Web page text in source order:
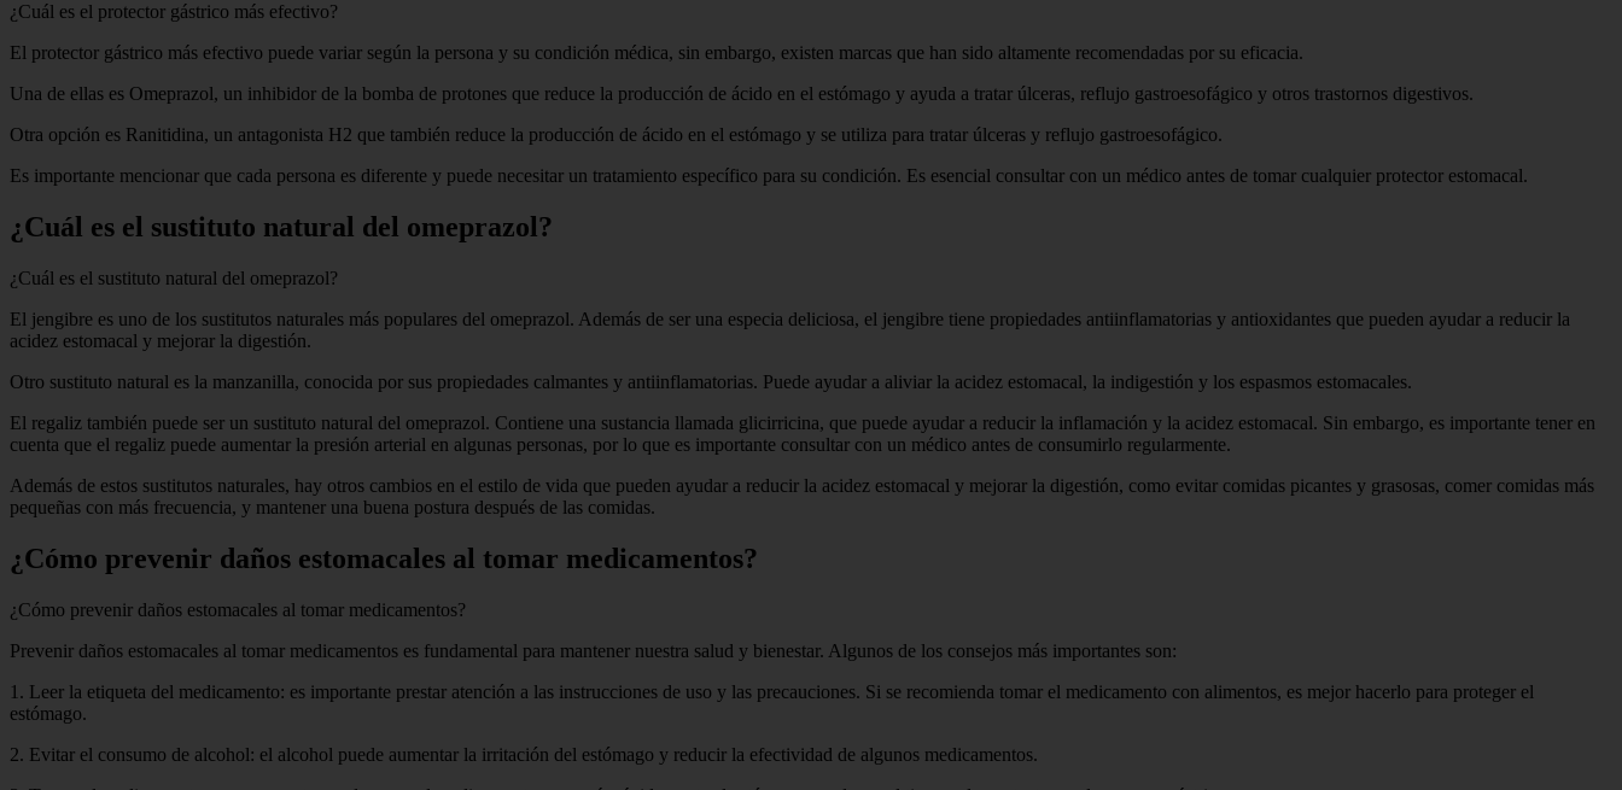
¿Cuál es el protector gástrico más efectivo?
El protector gástrico más efectivo puede variar según la persona y su condición médica, sin embargo, existen marcas que han sido altamente recomendadas por su eficacia.
Una de ellas es Omeprazol, un inhibidor de la bomba de protones que reduce la producción de ácido en el estómago y ayuda a tratar úlceras, reflujo gastroesofágico y otros trastornos digestivos.
Otra opción es Ranitidina, un antagonista H2 que también reduce la producción de ácido en el estómago y se utiliza para tratar úlceras y reflujo gastroesofágico.
Es importante mencionar que cada persona es diferente y puede necesitar un tratamiento específico para su condición. Es esencial consultar con un médico antes de tomar cualquier protector estomacal.
¿Cuál es el sustituto natural del omeprazol?
¿Cuál es el sustituto natural del omeprazol?
El jengibre es uno de los sustitutos naturales más populares del omeprazol. Además de ser una especia deliciosa, el jengibre tiene propiedades antiinflamatorias y antioxidantes que pueden ayudar a reducir la
acidez estomacal y mejorar la digestión.
Otro sustituto natural es la manzanilla, conocida por sus propiedades calmantes y antiinflamatorias. Puede ayudar a aliviar la acidez estomacal, la indigestión y los espasmos estomacales.
El regaliz también puede ser un sustituto natural del omeprazol. Contiene una sustancia llamada glicirricina, que puede ayudar a reducir la inflamación y la acidez estomacal. Sin embargo, es importante tener en
cuenta que el regaliz puede aumentar la presión arterial en algunas personas, por lo que es importante consultar con un médico antes de consumirlo regularmente.
Además de estos sustitutos naturales, hay otros cambios en el estilo de vida que pueden ayudar a reducir la acidez estomacal y mejorar la digestión, como evitar comidas picantes y grasosas, comer comidas más
pequeñas con más frecuencia, y mantener una buena postura después de las comidas.
¿Cómo prevenir daños estomacales al tomar medicamentos?
¿Cómo prevenir daños estomacales al tomar medicamentos?
Prevenir daños estomacales al tomar medicamentos es fundamental para mantener nuestra salud y bienestar. Algunos de los consejos más importantes son:
1. Leer la etiqueta del medicamento: es importante prestar atención a las instrucciones de uso y las precauciones. Si se recomienda tomar el medicamento con alimentos, es mejor hacerlo para proteger el
estómago.
2. Evitar el consumo de alcohol: el alcohol puede aumentar la irritación del estómago y reducir la efectividad de algunos medicamentos.